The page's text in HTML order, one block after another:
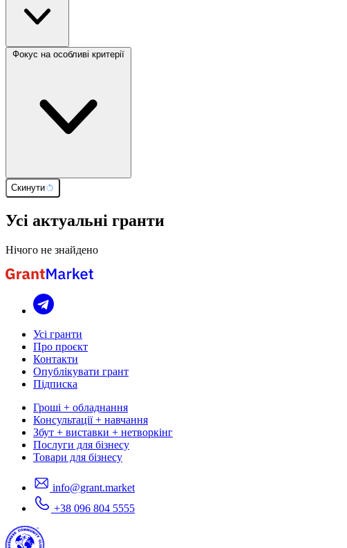
Фокус на особливі критерії
Скинути
Усі актуальні гранти
Нічого не знайдено
Усі гранти
Про проєкт
Контакти
Опублікувати грант
Підписка
Гроші + обладнання
Консультації + навчання
Збут + виставки + нетворкінг
Послуги для бізнесу
Товари для бізнесу
info@grant.market
+38 096 804 5555